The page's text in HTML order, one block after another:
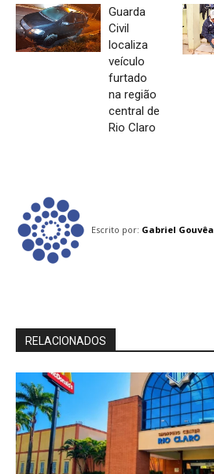
Guarda
Civil
localiza
veículo
furtado
na região
central de
Rio Claro
Escrito por: Gabriel Gouvêa
RELACIONADOS